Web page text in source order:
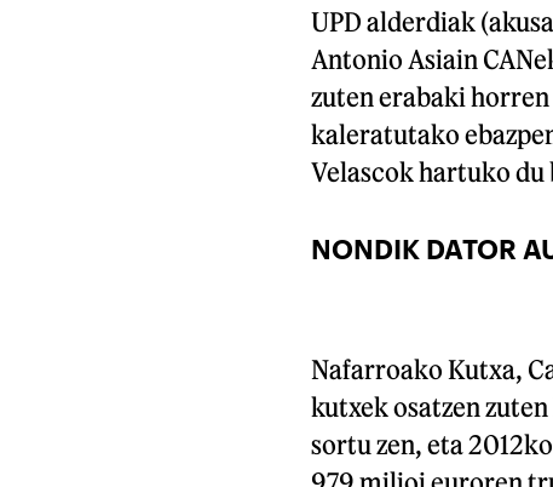
UPD alderdiak
Antonio Asiain
zuten erabaki
kaleratutako
Velascok hartuko
NONDIK DATOR
Nafarroako Kutxa,
kutxek osatzen
sortu zen, eta